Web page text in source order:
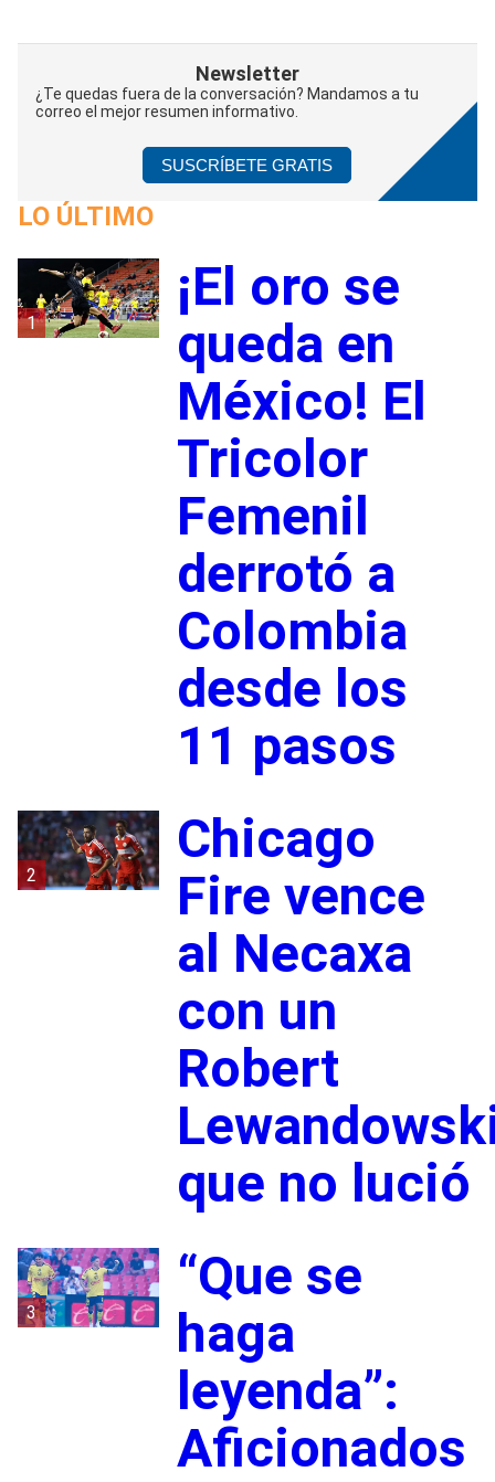
Newsletter
¿Te quedas fuera de la conversación? Mandamos a tu
correo el mejor resumen informativo.
SUSCRÍBETE GRATIS
LO ÚLTIMO
1
¡El oro se
queda en
México! El
Tricolor
Femenil
derrotó a
Colombia
desde los
11 pasos
2
Chicago
Fire vence
al Necaxa
con un
Robert
que no lució
3
“Que se
haga
leyenda”:
Aficionados